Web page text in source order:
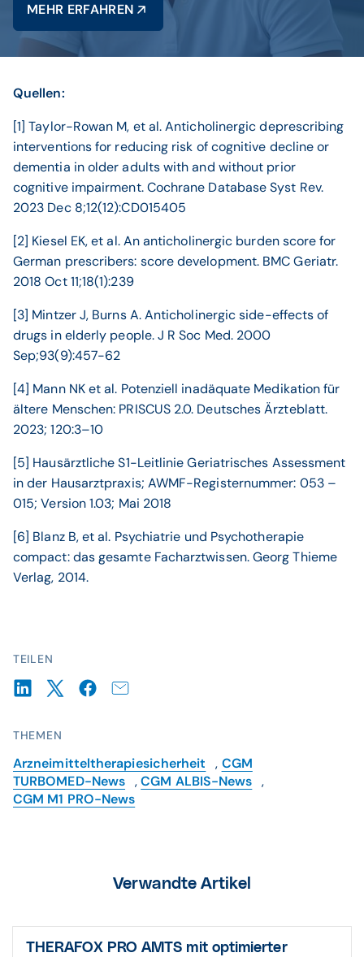
TEILEN
THEMEN
Arzneimitteltherapiesicherheit , CGM
TURBOMED-News ,CGM ALBIS-News ,
CGM M1 PRO-News
MEHR ERFAHREN
Quellen:
[1] Taylor-Rowan M, et al. Anticholinergic deprescribing
interventions for reducing risk of cognitive decline or
dementia in older adults with and without prior
cognitive impairment. Cochrane Database Syst Rev.
2023 Dec 8;12(12):CD015405
[2] Kiesel EK, et al. An anticholinergic burden score for
German prescribers: score development. BMC Geriatr.
2018 Oct 11;18(1):239
[3] Mintzer J, Burns A. Anticholinergic side-effects of
drugs in elderly people. J R Soc Med. 2000
Sep;93(9):457-62
[4] Mann NK et al. Potenziell inadäquate Medikation für
ältere Menschen: PRISCUS 2.0. Deutsches Ärzteblatt.
2023; 120:3–10
[5] Hausärztliche S1-Leitlinie Geriatrisches Assessment
in der Hausarztpraxis; AWMF-Registernummer: 053 –
015; Version 1.03; Mai 2018
[6] Blanz B, et al. Psychiatrie und Psychotherapie
compact: das gesamte Facharztwissen. Georg Thieme
Verlag, 2014.
Verwandte Artikel
THERAFOX PRO AMTS mit optimierter